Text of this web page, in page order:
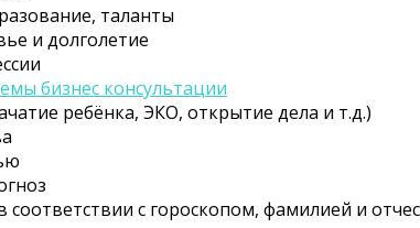
таланты
и долголетие
бизнес консультации
ребёнка, ЭКО, открытие дела и т.д.)
с гороскопом, фамилией и